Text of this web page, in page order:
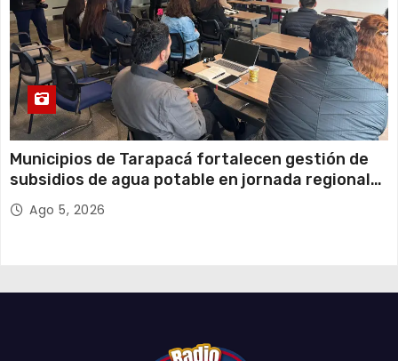
Municipios de Tarapacá fortalecen gestión de
subsidios de agua potable en jornada regional
organizada por Aguas del Altiplano y ANDESS
Ago 5, 2026